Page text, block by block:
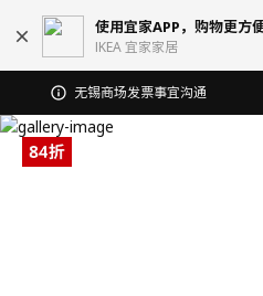
使用宜家APP，购物更方
IKEA 宜家家居
无锡商场发票事宜沟通